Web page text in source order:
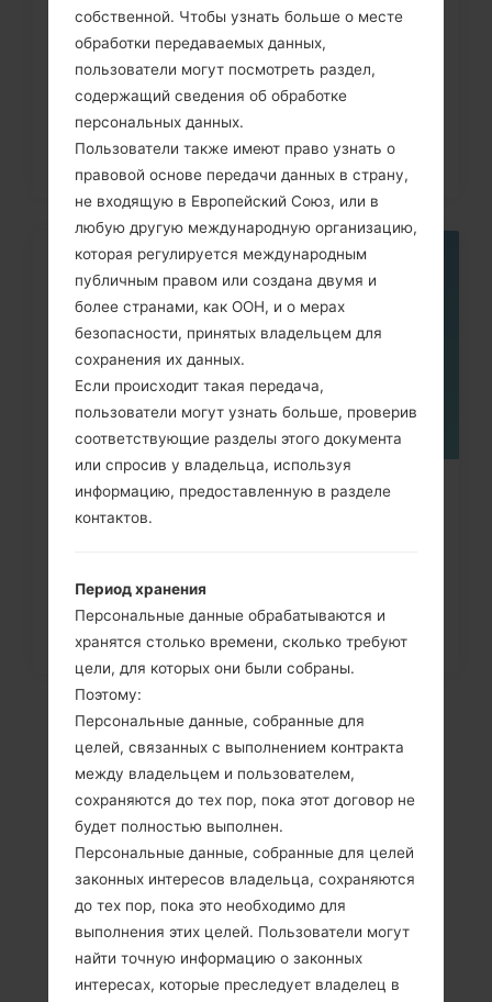
Как удалить все данные с
телефона через код на LG G3,...
Как удалить все данные с
телефона через меню на LG...
Видео
LGK428(LGK428)
собственной. Чтобы узнать больше о месте
обработки передаваемых данных,
пользователи могут посмотреть раздел,
содержащий сведения об обработке
персональных данных.
Пользователи также имеют право узнать о
правовой основе передачи данных в страну,
не входящую в Европейский Союз, или в
любую другую международную организацию,
которая регулируется международным
публичным правом или создана двумя и
более странами, как ООН, и о мерах
безопасности, принятых владельцем для
сохранения их данных.
Если происходит такая передача,
пользователи могут узнать больше, проверив
соответствующие разделы этого документа
или спросив у владельца, используя
информацию, предоставленную в разделе
контактов.
Период хранения
Персональные данные обрабатываются и
хранятся столько времени, сколько требуют
цели, для которых они были собраны.
Поэтому:
Персональные данные, собранные для
целей, связанных с выполнением контракта
между владельцем и пользователем,
сохраняются до тех пор, пока этот договор не
будет полностью выполнен.
Персональные данные, собранные для целей
законных интересов владельца, сохраняются
до тех пор, пока это необходимо для
выполнения этих целей. Пользователи могут
найти точную информацию о законных
интересах, которые преследует владелец в